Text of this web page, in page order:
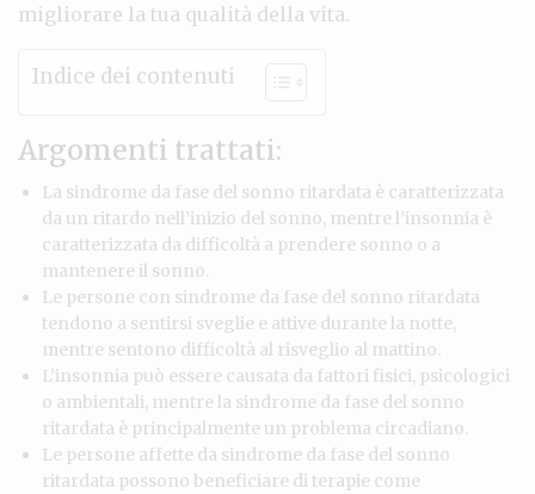
migliorare la tua qualità della vita.
Indice dei contenuti
Argomenti trattati:
La sindrome da fase del sonno ritardata è caratterizzata
da un ritardo nell’inizio del sonno, mentre l’insonnia è
caratterizzata da difficoltà a prendere sonno o a
mantenere il sonno.
Le persone con sindrome da fase del sonno ritardata
tendono a sentirsi sveglie e attive durante la notte,
mentre sentono difficoltà al risveglio al mattino.
L’insonnia può essere causata da fattori fisici, psicologici
o ambientali, mentre la sindrome da fase del sonno
ritardata è principalmente un problema circadiano.
Le persone affette da sindrome da fase del sonno
ritardata possono beneficiare di terapie come